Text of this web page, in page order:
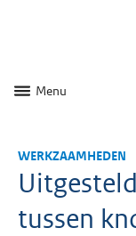
Menu
WERKZAAMHEDEN
tussen